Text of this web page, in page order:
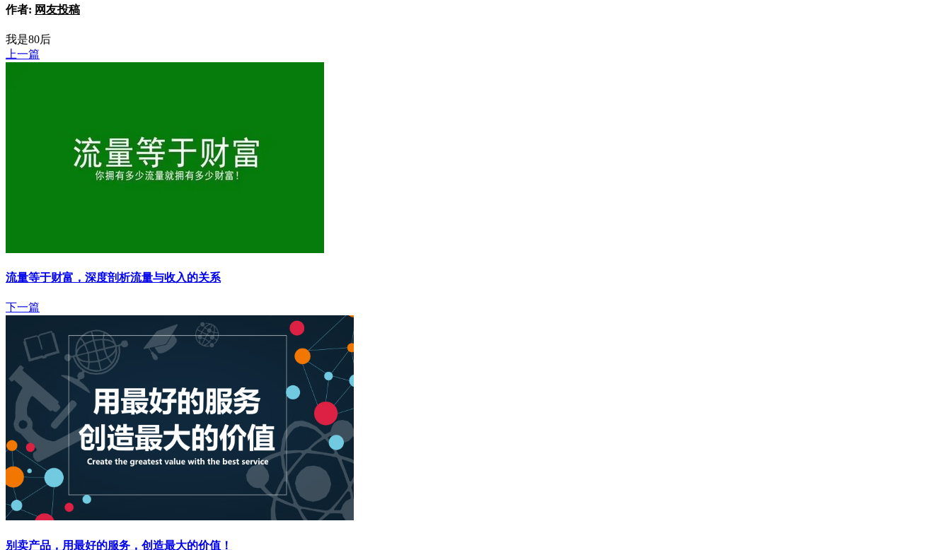
作者: 网友投稿
我是80后
上一篇
流量等于财富，深度剖析流量与收入的关系
下一篇
别卖产品，用最好的服务，创造最大的价值！